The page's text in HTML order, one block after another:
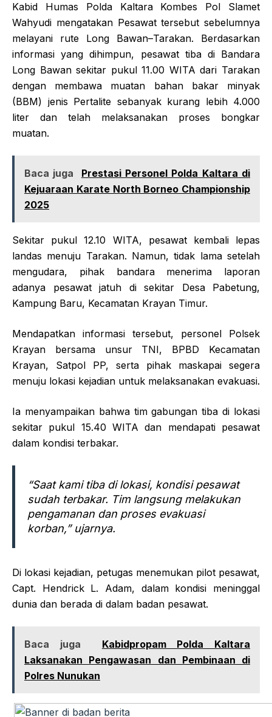
Kabid Humas Polda Kaltara Kombes Pol Slamet
Wahyudi mengatakan Pesawat tersebut sebelumnya
melayani rute Long Bawan–Tarakan. Berdasarkan
informasi yang dihimpun, pesawat tiba di Bandara
Long Bawan sekitar pukul 11.00 WITA dari Tarakan
dengan membawa muatan bahan bakar minyak
(BBM) jenis Pertalite sebanyak kurang lebih 4.000
liter dan telah melaksanakan proses bongkar
muatan.
Baca juga
Prestasi Personel Polda Kaltara di
Kejuaraan Karate North Borneo Championship
2025
Sekitar pukul 12.10 WITA, pesawat kembali lepas
landas menuju Tarakan. Namun, tidak lama setelah
mengudara, pihak bandara menerima laporan
adanya pesawat jatuh di sekitar Desa Pabetung,
Kampung Baru, Kecamatan Krayan Timur.
Mendapatkan informasi tersebut, personel Polsek
Krayan bersama unsur TNI, BPBD Kecamatan
Krayan, Satpol PP, serta pihak maskapai segera
menuju lokasi kejadian untuk melaksanakan evakuasi.
Ia menyampaikan bahwa tim gabungan tiba di lokasi
sekitar pukul 15.40 WITA dan mendapati pesawat
dalam kondisi terbakar.
“Saat kami tiba di lokasi, kondisi pesawat
sudah terbakar. Tim langsung melakukan
pengamanan dan proses evakuasi
korban,” ujarnya.
Di lokasi kejadian, petugas menemukan pilot pesawat,
Capt. Hendrick L. Adam, dalam kondisi meninggal
dunia dan berada di dalam badan pesawat.
Baca juga
Kabidpropam Polda Kaltara
Laksanakan Pengawasan dan Pembinaan di
Polres Nunukan